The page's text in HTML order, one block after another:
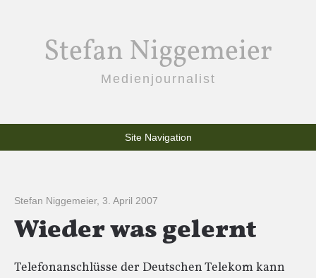
Stefan Niggemeier
Medienjournalist
Site Navigation
Stefan Niggemeier, 3. April 2007
Wieder was gelernt
Telefonanschlüsse der Deutschen Telekom kann